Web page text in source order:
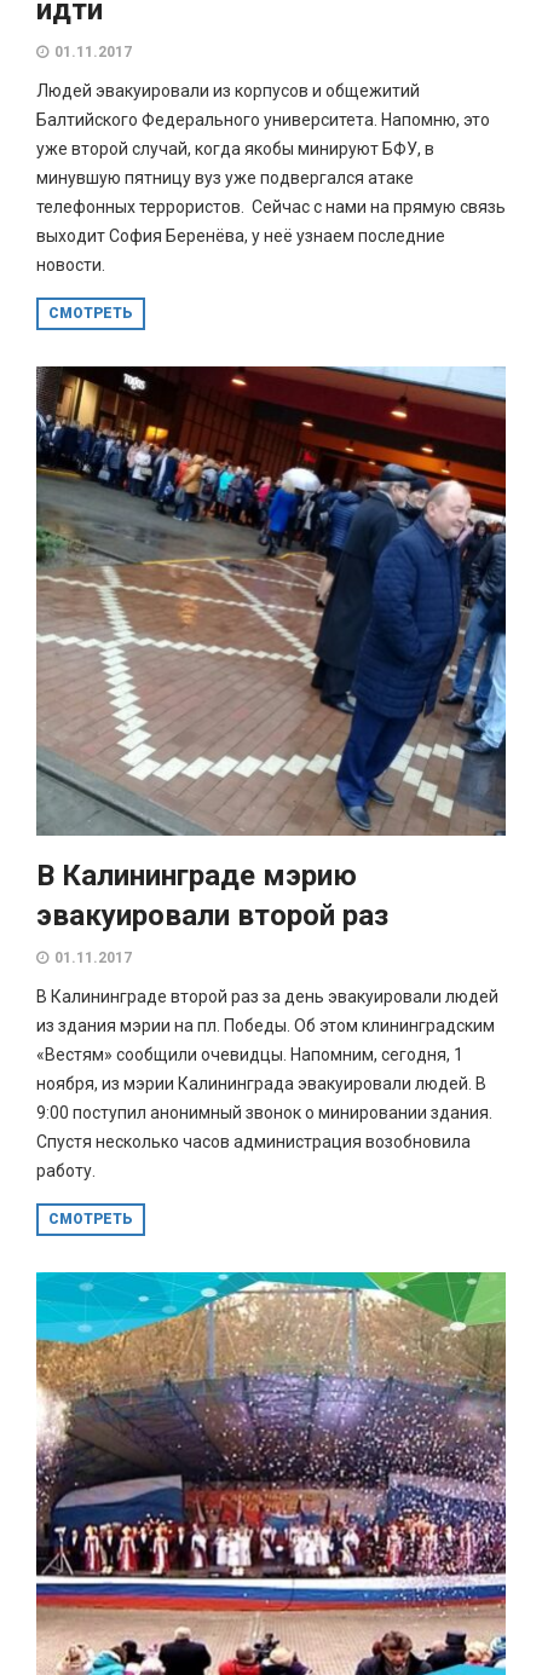
идти
01.11.2017
Людей эвакуировали из корпусов и общежитий
Балтийского Федерального университета. Напомню, это
уже второй случай, когда якобы минируют БФУ, в
минувшую пятницу вуз уже подвергался атаке
телефонных террористов. Сейчас с нами на прямую связь
выходит София Беренёва, у неё узнаем последние
новости.
СМОТРЕТЬ
В Калининграде мэрию
эвакуировали второй раз
01.11.2017
В Калининграде второй раз за день эвакуировали людей
из здания мэрии на пл. Победы. Об этом клининградским
«Вестям» сообщили очевидцы. Напомним, сегодня, 1
ноября, из мэрии Калининграда эвакуировали людей. В
9:00 поступил анонимный звонок о минировании здания.
Спустя несколько часов администрация возобновила
работу.
СМОТРЕТЬ